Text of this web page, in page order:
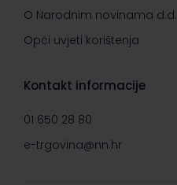
O Narodnim novinama d.d.
Opći uvjeti korištenja
Kontakt informacije
01 650 28 80
e-trgovina@nn.hr